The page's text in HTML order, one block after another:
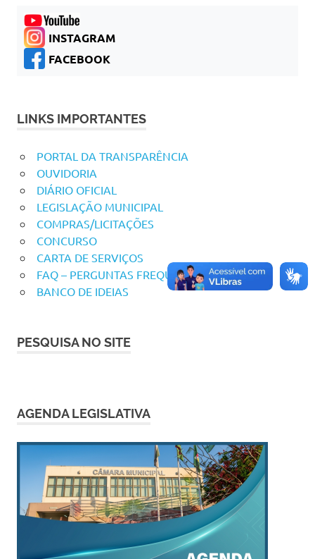
INSTAGRAM
FACEBOOK
LINKS IMPORTANTES
PORTAL DA TRANSPARÊNCIA
OUVIDORIA
DIÁRIO OFICIAL
LEGISLAÇÃO MUNICIPAL
COMPRAS/LICITAÇÕES
CONCURSO
CARTA DE SERVIÇOS
FAQ – PERGUNTAS FREQUENTES
BANCO DE IDEIAS
PESQUISA NO SITE
AGENDA LEGISLATIVA